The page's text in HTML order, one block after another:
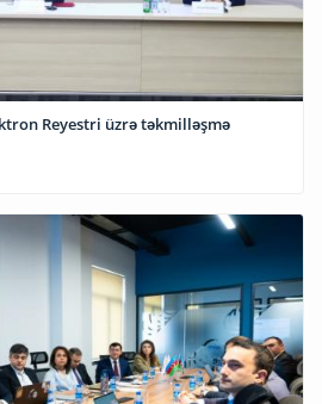
Reyestri üzrə təkmilləşmə